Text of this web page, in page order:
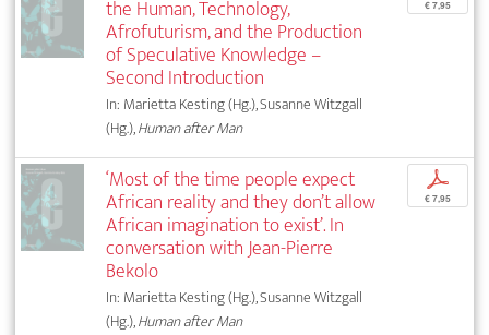
the Human, Technology,
Afrofuturism, and the Production
of Speculative Knowledge –
Second Introduction
In: Marietta Kesting (Hg.), Susanne Witzgall
(Hg.),Human after Man
€ 7,95
‘Most of the time people expect
African reality and they don’t allow
African imagination to exist’. In
conversation with Jean-Pierre
Bekolo
In: Marietta Kesting (Hg.), Susanne Witzgall
(Hg.),Human after Man
p
€ 7,95